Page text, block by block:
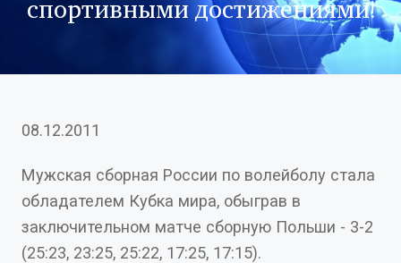
спортивными достижениями!
08.12.2011
Мужская сборная России по волейболу стала
обладателем Кубка мира, обыграв в
заключительном матче сборную Польши - 3-2
(25:23, 23:25, 25:22, 17:25, 17:15).